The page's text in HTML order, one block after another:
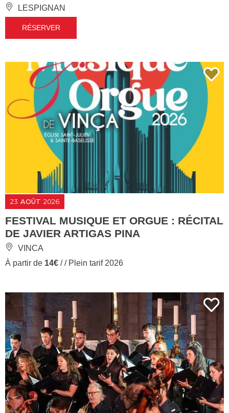
LESPIGNAN
RÉSERVER
23 AOÛT 2026
FESTIVAL MUSIQUE ET ORGUE : RÉCITAL
DE JAVIER ARTIGAS PINA
VINCA
À partir de 14€ / / Plein tarif 2026